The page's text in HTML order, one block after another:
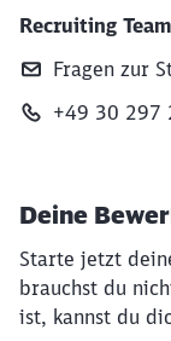
Recruiting Team
Fragen zur
+49 30 297
Deine
Starte jetzt
brauchst du
ist, kannst du